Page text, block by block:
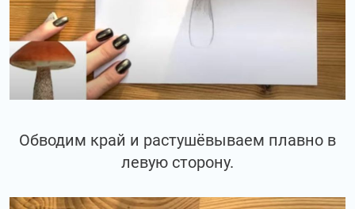
Обводим край и растушёвываем плавно в
левую сторону.